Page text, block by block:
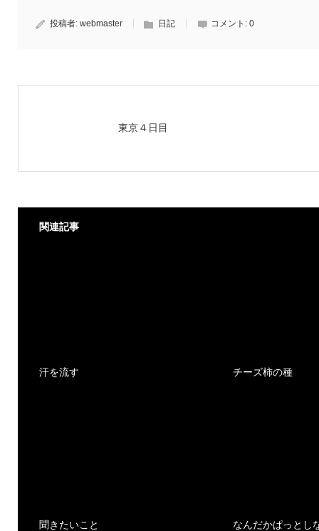
投稿者: webmaster 日記 コメント: 0
東京４日目
関連記事
汗を流す チーズ柿の種
聞きたいこと なんだかぱっとし